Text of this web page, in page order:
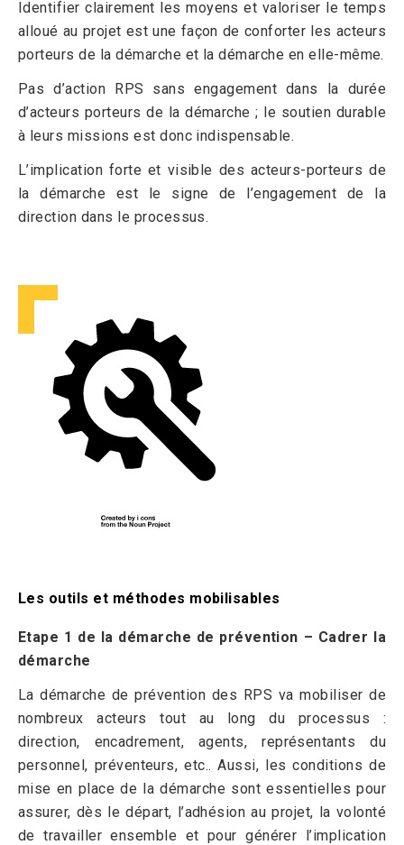
Identifier clairement les moyens et valoriser le temps
alloué au projet est une façon de conforter les acteurs
porteurs de la démarche et la démarche en elle-même.
Pas d’action RPS sans engagement dans la durée
d’acteurs porteurs de la démarche ; le soutien durable
à leurs missions est donc indispensable.
L’implication forte et visible des acteurs-porteurs de
la démarche est le signe de l’engagement de la
direction dans le processus.
Les outils et méthodes mobilisables
Etape 1 de la démarche de prévention – Cadrer la
démarche
La démarche de prévention des RPS va mobiliser de
nombreux acteurs tout au long du processus :
direction, encadrement, agents, représentants du
personnel, préventeurs, etc.. Aussi, les conditions de
mise en place de la démarche sont essentielles pour
assurer, dès le départ, l’adhésion au projet, la volonté
de travailler ensemble et pour générer l’implication